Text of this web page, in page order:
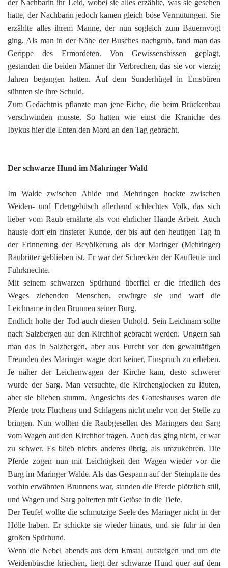
der Nachbarin ihr Leid, wobei sie alles erzählte, was sie gesehen
hatte, der Nachbarin jedoch kamen gleich böse Vermutungen. Sie
erzählte alles ihrem Manne, der nun sogleich zum Bauernvogt
ging. Als man in der Nähe der Busches nachgrub, fand man das
Gerippe des Ermordeten. Von Gewissensbissen geplagt,
gestanden die beiden Männer ihr Verbrechen, das sie vor vierzig
Jahren begangen hatten. Auf dem Sunderhügel in Emsbüren
sühnten sie ihre Schuld.
Zum Gedächtnis pflanzte man jene Eiche, die beim Brückenbau
verschwinden musste. So hatten wie einst die Kraniche des
Ibykus hier die Enten den Mord an den Tag gebracht.
Der schwarze Hund im Mahringer Wald
Im Walde zwischen Ahlde und Mehringen hockte zwischen
Weiden- und Erlengebüsch allerhand schlechtes Volk, das sich
lieber vom Raub ernährte als von ehrlicher Hände Arbeit. Auch
hauste dort ein finsterer Kunde, der bis auf den heutigen Tag in
der Erinnerung der Bevölkerung als der Maringer (Mehringer)
Raubritter geblieben ist. Er war der Schrecken der Kaufleute und
Fuhrknechte.
Mit seinem schwarzen Spürhund überfiel er die friedlich des
Weges ziehenden Menschen, erwürgte sie und warf die
Leichname in den Brunnen seiner Burg.
Endlich holte der Tod auch diesen Unhold. Sein Leichnam sollte
nach Salzbergen auf den Kirchhof gebracht werden. Ungern sah
man das in Salzbergen, aber aus Furcht vor den gewalttätigen
Freunden des Maringer wagte dort keiner, Einspruch zu erheben.
Je näher der Leichenwagen der Kirche kam, desto schwerer
wurde der Sarg. Man versuchte, die Kirchenglocken zu läuten,
aber sie blieben stumm. Angesichts des Gotteshauses waren die
Pferde trotz Fluchens und Schlagens nicht mehr von der Stelle zu
bringen. Nun wollten die Raubgesellen des Maringers den Sarg
vom Wagen auf den Kirchhof tragen. Auch das ging nicht, er war
zu schwer. Es blieb nichts anderes übrig, als umzukehren. Die
Pferde zogen nun mit Leichtigkeit den Wagen wieder vor die
Burg im Maringer Walde. Als das Gespann auf der Steinplatte des
vorhin erwähnten Brunnens war, standen die Pferde plötzlich still,
und Wagen und Sarg polterten mit Getöse in die Tiefe.
Der Teufel wollte die schmutzige Seele des Maringer nicht in der
Hölle haben. Er schickte sie wieder hinaus, und sie fuhr in den
großen Spürhund.
Wenn die Nebel abends aus dem Emstal aufsteigen und um die
Weidenbüsche kriechen, liegt der schwarze Hund quer auf dem